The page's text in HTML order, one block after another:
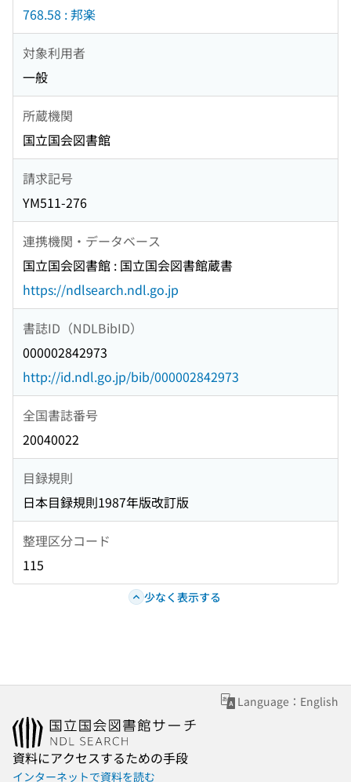
768.58 : 邦楽
対象利用者
一般
所蔵機関
国立国会図書館
請求記号
YM511-276
連携機関・データベース
国立国会図書館 : 国立国会図書館蔵書
https://ndlsearch.ndl.go.jp
書誌ID（NDLBibID）
000002842973
http://id.ndl.go.jp/bib/000002842973
全国書誌番号
20040022
目録規則
日本目録規則1987年版改訂版
整理区分コード
115
少なく表示する
Language：English
資料にアクセスするための手段
インターネットで資料を読む